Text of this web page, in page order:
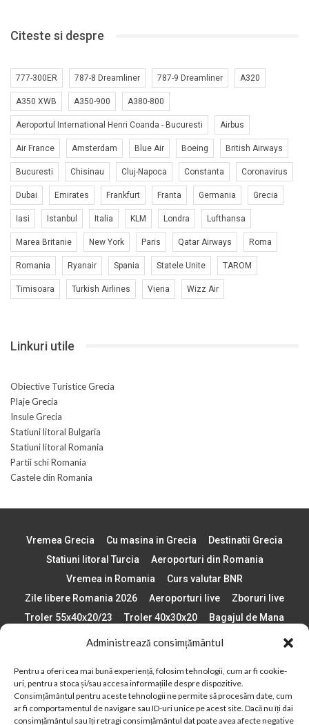
Administrează consimțământul
Pentru a oferi cea mai bună experiență, folosim tehnologii, cum ar fi cookie-
uri, pentru a stoca și/sau accesa informațiile despre dispozitive.
Consimțământul pentru aceste tehnologii ne permite să procesăm date, cum
ar fi comportamentul de navigare sau ID-uri unice pe acest site. Dacă nu îți dai
consimțământul sau îți retragi consimțământul dat poate avea afecte negative
Citeste si despre
777-300ER 787-8 Dreamliner 787-9 Dreamliner A320
A350 XWB A350-900 A380-800
Aeroportul International Henri Coanda - Bucuresti Airbus
Air France Amsterdam Blue Air Boeing British Airways
Bucuresti Chisinau Cluj-Napoca Constanta Coronavirus
Dubai Emirates Frankfurt Franta Germania Grecia
Iasi Istanbul Italia KLM Londra Lufthansa
Marea Britanie New York Paris Qatar Airways Roma
Romania Ryanair Spania Statele Unite TAROM
Timisoara Turkish Airlines Viena Wizz Air
Linkuri utile
Obiective Turistice Grecia
Plaje Grecia
Insule Grecia
Statiuni litoral Bulgaria
Statiuni litoral Romania
Partii schi Romania
Castele din Romania
Vremea Grecia Cu masina in Grecia
Destinatii Grecia
Statiuni litoral Turcia
Aeroporturi din Romania
Vremea in Romania
Curs valutar BNR
Zile libere Romania 2026
Aeroporturi live
Zboruri live
Troler 55x40x20/23
Troler 40x30x20
Bagajul de Mana
Paste 2026
Cele mai bune telefoane
Plaje din Europa
Concerte Romania 2025
Asigurare de calatorie
Când se schimba ora în 2026
Calendar Formula 1 sezon 2026
Boarding Pass